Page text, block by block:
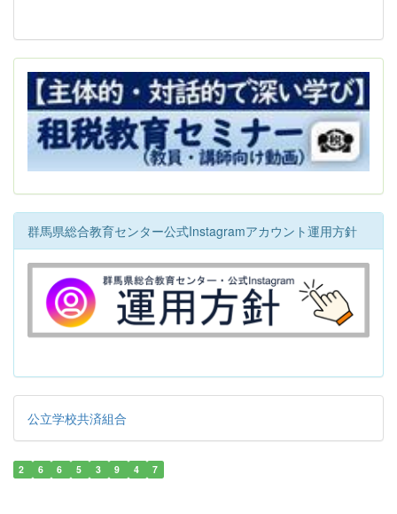
群馬県総合教育センター公式Instagramアカウント運用方針
公立学校共済組合
2 6 6 5 3 9 4 7